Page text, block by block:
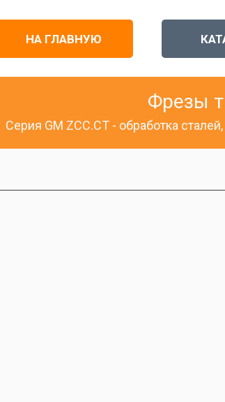
НА ГЛАВНУЮ
Фрезы
Серия GM ZCC.CT - обработка